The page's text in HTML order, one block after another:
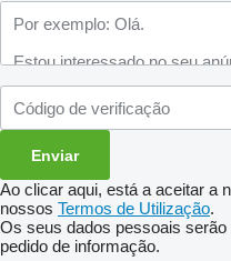
Ao clicar aqui, está a aceitar a
nossos Termos de Utilização.
Os seus dados pessoais
pedido de informação.